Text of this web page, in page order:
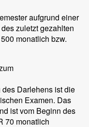
aufgrund einer
zuletzt gezahlten
monatlich bzw.
Darlehens ist die
Examen. Das
ist vom Beginn des
70 monatlich